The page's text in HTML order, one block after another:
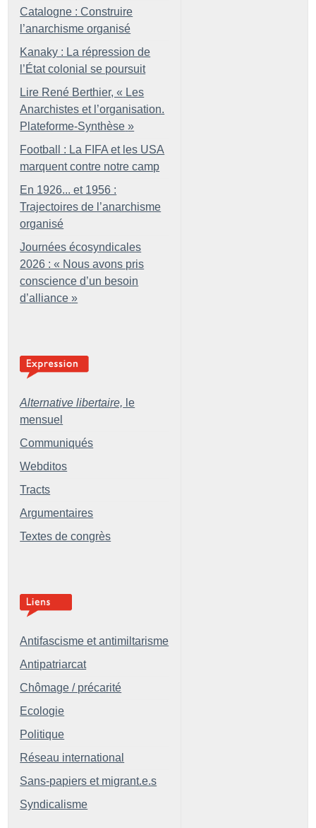
Catalogne : Construire
l’anarchisme organisé
Kanaky : La répression de
l’État colonial se poursuit
Lire René Berthier, « Les
Anarchistes et l’organisation.
Plateforme-Synthèse »
Football : La FIFA et les USA
marquent contre notre camp
En 1926... et 1956 :
Trajectoires de l’anarchisme
organisé
Journées écosyndicales
2026 : « Nous avons pris
conscience d’un besoin
d’alliance »
Alternative libertaire, le
mensuel
Communiqués
Webditos
Tracts
Argumentaires
Textes de congrès
Antifascisme et antimiltarisme
Antipatriarcat
Chômage / précarité
Ecologie
Politique
Réseau international
Sans-papiers et migrant.e.s
Syndicalisme